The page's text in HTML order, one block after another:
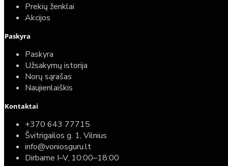
Prekių ženklai
Akcijos
Paskyra
Paskyra
Užsakymų istorija
Norų sąrašas
Naujienlaiškis
Kontaktai
+370 643 77715
Švitrigailos g. 1, Vilnius
info@voniosguru.lt
Dirbame I–V, 10:00–18:00